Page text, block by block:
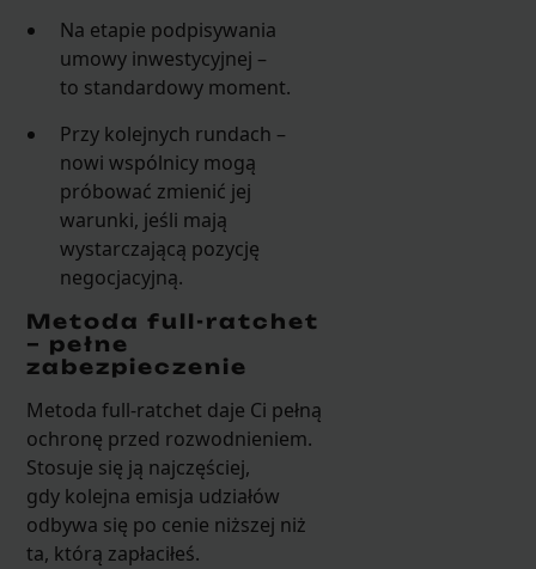
Na etapie podpisywania
umowy inwestycyjnej –
to standardowy moment.
Przy kolejnych rundach –
nowi wspólnicy mogą
próbować zmienić jej
warunki, jeśli mają
wystarczającą pozycję
negocjacyjną.
Metoda full-ratchet
– pełne
zabezpieczenie
Metoda full-ratchet daje Ci pełną
ochronę przed rozwodnieniem.
Stosuje się ją najczęściej,
gdy kolejna emisja udziałów
odbywa się po cenie niższej niż
ta, którą zapłaciłeś.